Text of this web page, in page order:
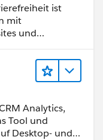
ist
mit
und
Analytics,
Tool und
Desktop- und